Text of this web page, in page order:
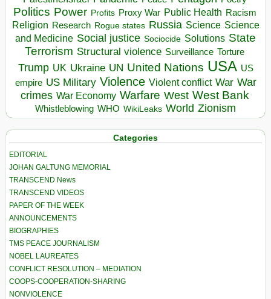
Politics Power Profits Proxy War Public Health Racism
Religion Research Rogue states Russia Science Science
and Medicine Social justice Sociocide Solutions State
Terrorism Structural violence Surveillance Torture
Trump UK Ukraine UN United Nations USA US
empire US Military Violence Violent conflict War War
crimes War Economy Warfare West West Bank
Whistleblowing WHO WikiLeaks World Zionism
Categories
EDITORIAL
JOHAN GALTUNG MEMORIAL
TRANSCEND News
TRANSCEND VIDEOS
PAPER OF THE WEEK
ANNOUNCEMENTS
BIOGRAPHIES
TMS PEACE JOURNALISM
NOBEL LAUREATES
CONFLICT RESOLUTION – MEDIATION
COOPS-COOPERATION-SHARING
NONVIOLENCE